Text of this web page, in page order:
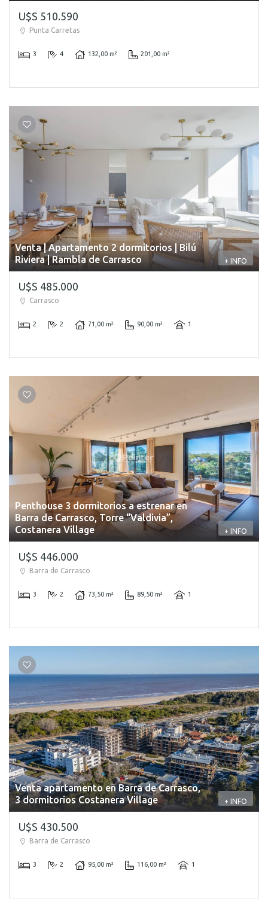
U$S 510.590
Punta Carretas
3 4 132,00 m² 201,00 m²
Venta | Apartamento 2 dormitorios | Bilú
Riviera | Rambla de Carrasco
+ INFO
U$S 485.000
Carrasco
2 2 71,00 m² 90,00 m² 1
Penthouse 3 dormitorios a estrenar en
Barra de Carrasco, Torre “Valdivia”,
Costanera Village
+ INFO
U$S 446.000
Barra de Carrasco
3 2 73,50 m² 89,50 m² 1
Venta apartamento en Barra de Carrasco,
3 dormitorios Costanera Village
+ INFO
U$S 430.500
Barra de Carrasco
3 2 95,00 m² 116,00 m² 1